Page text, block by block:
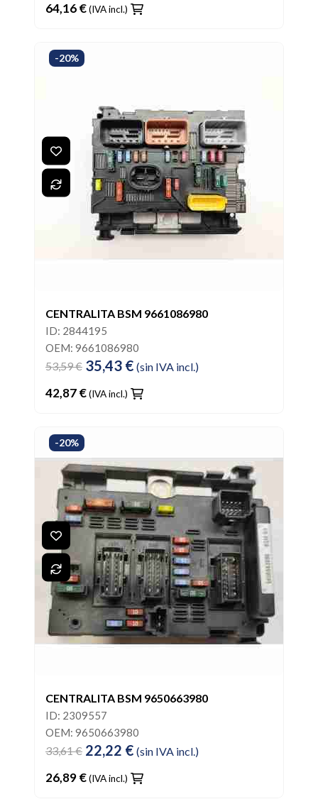
64,16 €(IVA incl.)
-20%
CENTRALITA BSM 9661086980
ID: 2844195
OEM: 9661086980
53,59 € 35,43 € (sin IVA incl.)
42,87 €(IVA incl.)
-20%
CENTRALITA BSM 9650663980
ID: 2309557
OEM: 9650663980
33,61 € 22,22 € (sin IVA incl.)
26,89 €(IVA incl.)